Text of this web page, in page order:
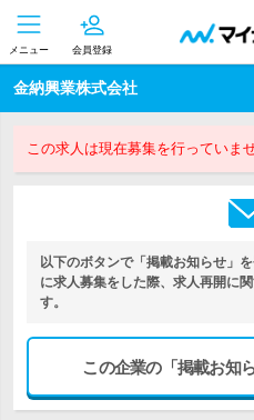
メニュー 会員登録
金納興業株式会社
この求人は現在募集を行っていませ
以下のボタンで「掲載お知らせ」
に求人募集をした際、求人再開に
す。
この企業の「掲載お知